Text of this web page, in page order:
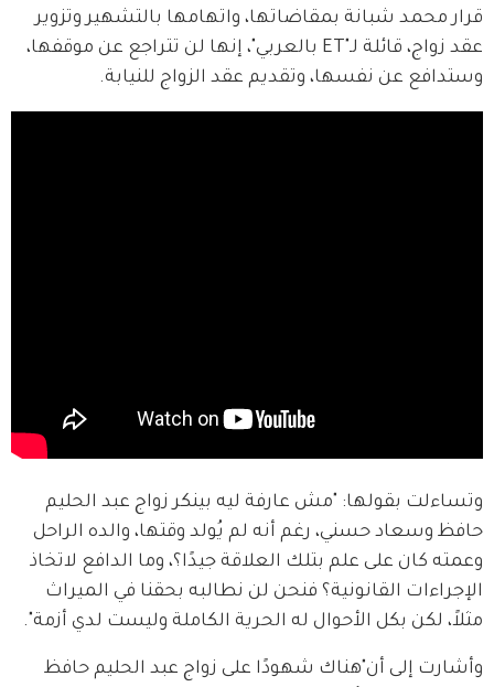
قرار محمد شبانة بمقاضاتها، واتهامها بالتشهير وتزوير
عقد زواج، قائلة لـ"ET بالعربي"، إنها لن تتراجع عن موقفها،
وستدافع عن نفسها، وتقديم عقد الزواج للنيابة.
وتساءلت بقولها: "مش عارفة ليه بينكر زواج عبد الحليم
حافظ وسعاد حسني، رغم أنه لم يُولد وقتها، والده الراحل
وعمته كان على علم بتلك العلاقة جيدًا؟، وما الدافع لاتخاذ
الإجراءات القانونية؟ فنحن لن نطالبه بحقنا في الميراث
مثلاً، لكن بكل الأحوال له الحرية الكاملة وليست لدي أزمة".
وأشارت إلى أن"هناك شهودًا على زواج عبد الحليم حافظ